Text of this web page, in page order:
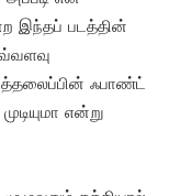
இந்தப் படத்தின்
ஃபாண்ட்
என்று